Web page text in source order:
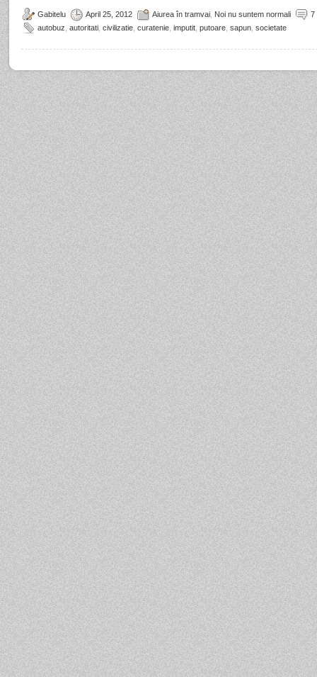
Gabitelu April 25, 2012 Aiurea în tramvai Noi nu suntem normali
7
autobuz autoritati civilizatie curatenie imputit putoare sapun societate